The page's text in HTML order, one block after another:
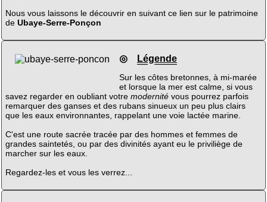
Nous vous laissons le découvrir en suivant ce lien sur le patrimoine
de Ubaye-Serre-Ponçon
◎ Légende
Sur les côtes bretonnes, à mi-marée
et lorsque la mer est calme, si vous
savez regarder en oubliant votre modernitévous pourrez parfois
remarquer des ganses et des rubans sinueux un peu plus clairs
que les eaux environnantes, rappelant une voie lactée marine.
C'est une route sacrée tracée par des hommes et femmes de
grandes saintetés, ou par des divinités ayant eu le priviliège de
marcher sur les eaux.
Regardez-les et vous les verrez...